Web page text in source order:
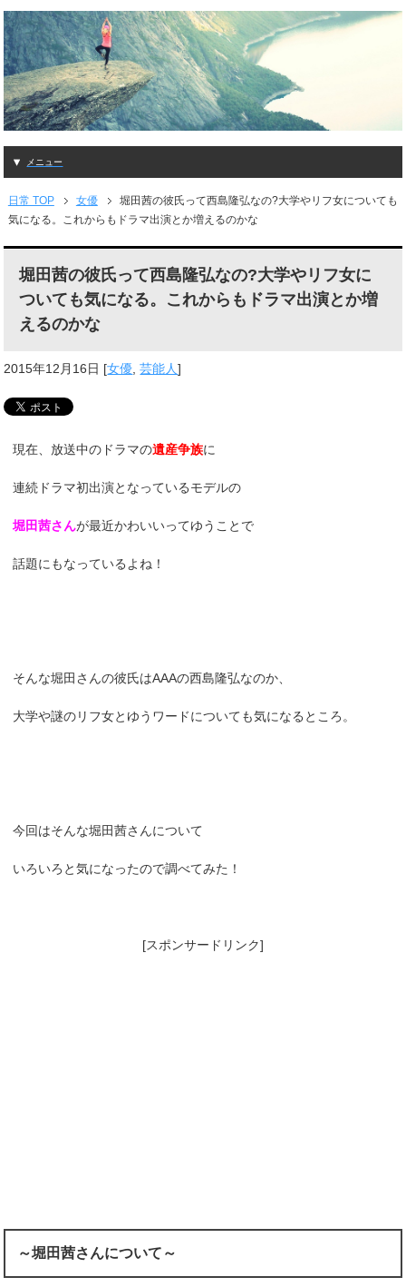
メニュー
日常 TOP 女優
堀田茜の彼氏って西島隆弘なの?大学やリフ女についても
気になる。これからもドラマ出演とか増えるのかな
堀田茜の彼氏って西島隆弘なの?大学やリフ女に
ついても気になる。これからもドラマ出演とか増
えるのかな
2015年12月16日 [女優 ,芸能人]
現在、放送中のドラマの遺産争族に
連続ドラマ初出演となっているモデルの
堀田茜さんが最近かわいいってゆうことで
話題にもなっているよね！
そんな堀田さんの彼氏はAAAの西島隆弘なのか、
大学や謎のリフ女とゆうワードについても気になるところ。
今回はそんな堀田茜さんについて
いろいろと気になったので調べてみた！
[スポンサードリンク]
～堀田茜さんについて～